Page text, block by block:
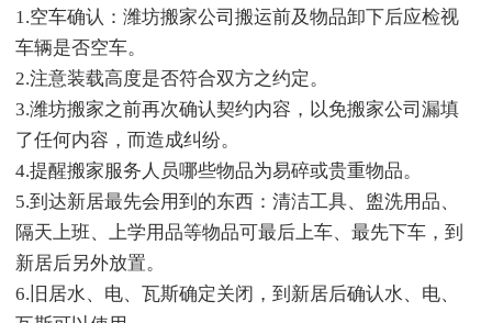
1.空车确认：潍坊搬家公司搬运前及物品卸下后应检视
车辆是否空车。
2.注意装载高度是否符合双方之约定。
3.潍坊搬家之前再次确认契约内容，以免搬家公司漏填
了任何内容，而造成纠纷。
4.提醒搬家服务人员哪些物品为易碎或贵重物品。
5.到达新居最先会用到的东西：清洁工具、盥洗用品、
隔天上班、上学用品等物品可最后上车、最先下车，到
新居后另外放置。
6.旧居水、电、瓦斯确定关闭，到新居后确认水、电、